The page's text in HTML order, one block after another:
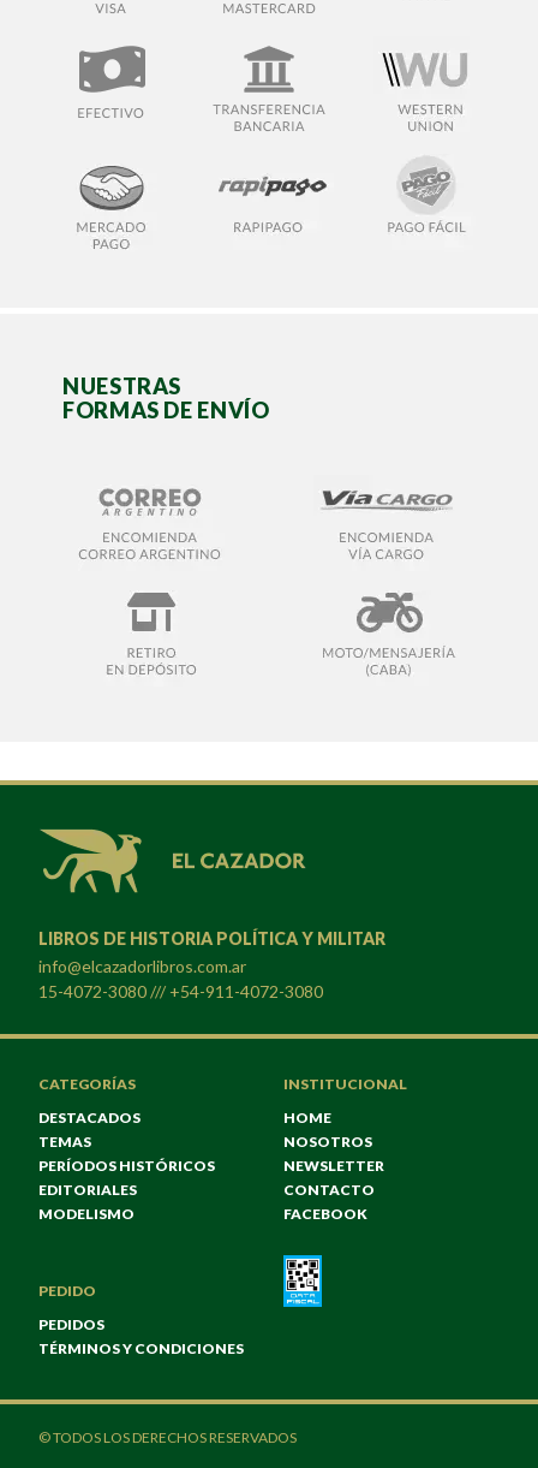
NUESTRAS
FORMAS DE ENVÍO
LIBROS DE HISTORIA POLÍTICA Y MILITAR
info@elcazadorlibros.com.ar
15-4072-3080 /// +54-911-4072-3080
CATEGORÍAS
DESTACADOS
TEMAS
PERÍODOS HISTÓRICOS
EDITORIALES
MODELISMO
INSTITUCIONAL
HOME
NOSOTROS
NEWSLETTER
CONTACTO
FACEBOOK
PEDIDO
PEDIDOS
TÉRMINOS Y CONDICIONES
© TODOS LOS DERECHOS RESERVADOS